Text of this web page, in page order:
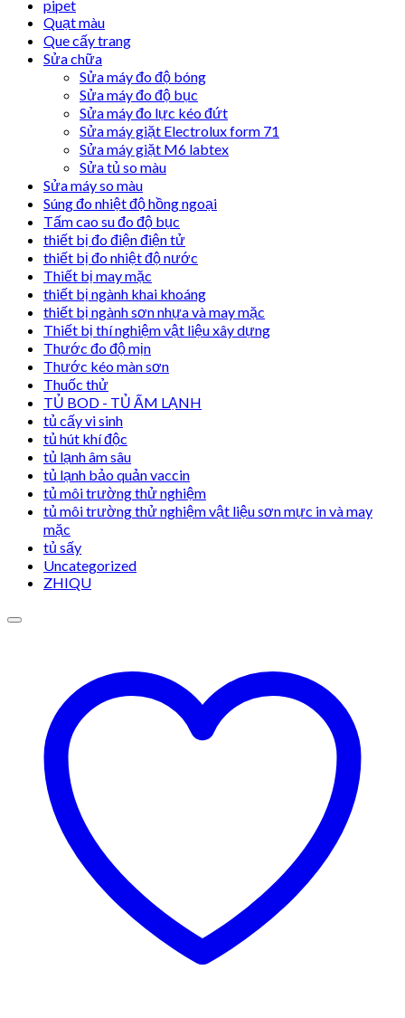
pipet
Quạt màu
Que cấy trang
Sửa chữa
Sửa máy đo độ bóng
Sửa máy đo độ bục
Sửa máy đo lực kéo đứt
Sửa máy giặt Electrolux form 71
Sửa máy giặt M6 labtex
Sửa tủ so màu
Sửa máy so màu
Súng đo nhiệt độ hồng ngoại
Tấm cao su đo độ bục
thiết bị đo điện điện tử
thiết bị đo nhiệt độ nước
Thiết bị may mặc
thiết bị ngành khai khoáng
thiết bị ngành sơn nhựa và may mặc
Thiết bị thí nghiệm vật liệu xây dựng
Thước đo độ mịn
Thước kéo màn sơn
Thuốc thử
TỦ BOD - TỦ ẤM LẠNH
tủ cấy vi sinh
tủ hút khí độc
tủ lạnh âm sâu
tủ lạnh bảo quản vaccin
tủ môi trường thử nghiệm
tủ môi trường thử nghiệm vật liệu sơn mực in và may
mặc
tủ sấy
Uncategorized
ZHIQU